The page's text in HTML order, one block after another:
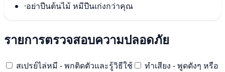
·อย่าปีนต้นไม้ หมีปีนเก่งกว่าคุณ
รายการตรวจสอบความปลอดภัย
สเปรย์ไล่หมี - พกติดตัวและรู้วิธีใช้
ทำเสียง - พูดดังๆ หรือ